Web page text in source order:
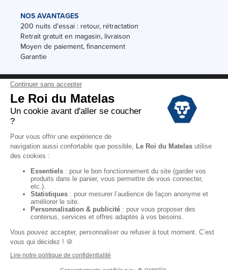
NOS AVANTAGES
200 nuits d'essai : retour, rétractation
Retrait gratuit en magasin, livraison
Moyen de paiement, financement
Garantie
Conditions des offres
Black Friday
Destockage
Conditions Générales de vente magasin
Mentions Légales
Données personnelles
Codes promo Le Roi du Matelas
Copyright © 2022. All rights reserved.